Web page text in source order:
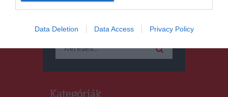
Data Deletion Data Access Privacy Policy
Kategóriák